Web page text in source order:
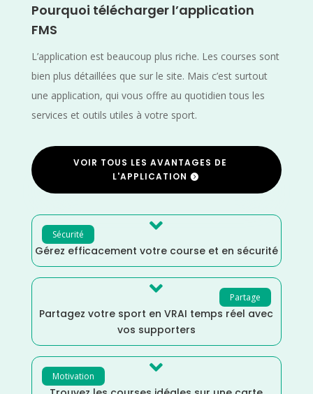
Pourquoi télécharger l’application
FMS
L’application est beaucoup plus riche. Les courses sont
bien plus détaillées que sur le site. Mais c’est surtout
une application, qui vous offre au quotidien tous les
services et outils utiles à votre sport.
VOIR TOUS LES AVANTAGES DE
L'APPLICATION
Sécurité 
Gérez efficacement votre course et en sécurité
Partage

Partagez votre sport en VRAI temps réel avec
vos supporters
Motivation 